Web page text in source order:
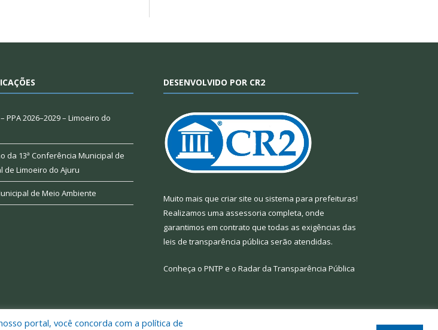
PPA 2026–2029 – Limoeiro do
da 13ª Conferência Municipal de
de Limoeiro do Ajuru
de Meio Ambiente
DESENVOLVIDO POR CR2
Muito mais que criar site ou sistema para prefeituras!
Realizamos uma assessoria completa, onde
garantimos em contrato que todas as exigências das
leis de transparência pública serão atendidas.
Conheça o PNTP e o Radar da Transparência Pública
portal, você concorda com a política de